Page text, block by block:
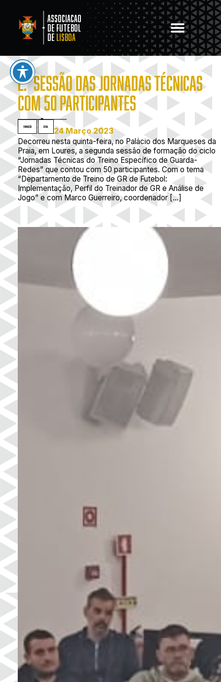
Associacao
de Futebol
de Lisboa
2.ª SESSÃO DAS JORNADAS TÉCNICAS
COM 50 PARTICIPANTES
Formação Geral 24 Março 2023
Decorreu nesta quinta-feira, no Palácio dos Marqueses da
Praia, em Loures, a segunda sessão de formação do ciclo
“Jornadas Técnicas do Treino Específico de Guarda-
Redes” que contou com 50 participantes. Com o tema
“Departamento de Treino de GR de Futebol:
Implementação, Perfil do Treinador de GR e Análise de
Jogo” e com Marco Guerreiro, coordenador […]